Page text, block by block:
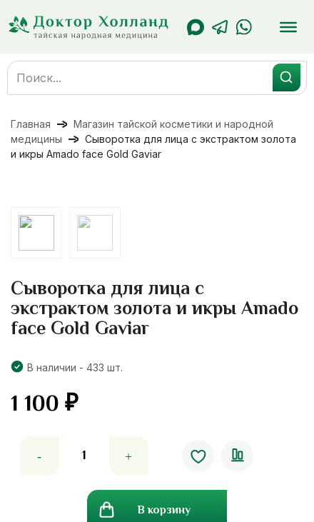
содержанию
Search
for:
Главная
Магазин тайской косметики и народной
медицины
Сыворотка для лица с экстрактом золота
и икры Amado face Gold Gaviar
Сыворотка для лица с
экстрактом золота и икры Amado
face Gold Gaviar
В наличии - 433 шт.
1 100₽
товара
В корзину